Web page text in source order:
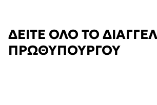
ΔΕΙΤΕ ΟΛΟ ΤΟ
ΠΡΩΘΥΠΟΥΡΓΟΥ